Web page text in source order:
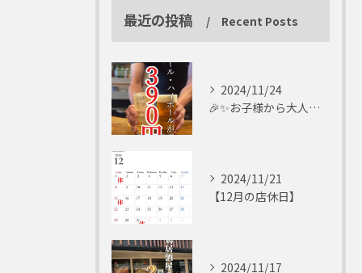
最近の投稿 Recent Posts
2024/11/24
🎉✨お子様から大人まで楽しめる✨🎉
2024/11/21
【12月の店休日】
2024/11/17